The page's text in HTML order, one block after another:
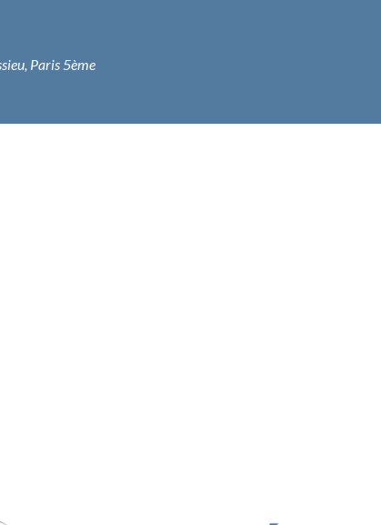
Paris 5ème